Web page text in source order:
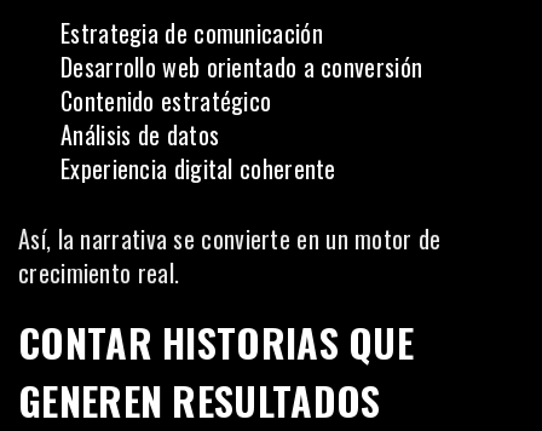
Estrategia de comunicación
Desarrollo web orientado a conversión
Contenido estratégico
Análisis de datos
Experiencia digital coherente
Así, la narrativa se convierte en un motor de
crecimiento real.
CONTAR HISTORIAS QUE
GENEREN RESULTADOS